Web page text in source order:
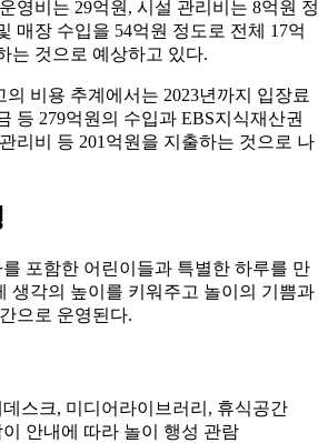
영비는 29억원, 시설 관리비는 8억원 정
매장 수입을 54억원 정도로 전체 17억
는 것으로 예상하고 있다.
비용 추계에서는 2023년까지 입장료
등 279억원의 수입과 EBS지식재산권
리비 등 201억원을 지출하는 것으로 나
포함한 어린이들과 특별한 하루를 만
생각의 높이를 키워주고 놀이의 기쁨과
으로 운영된다.
스크, 미디어라이브러리, 휴식공간
안내에 따라 놀이 행성 관람